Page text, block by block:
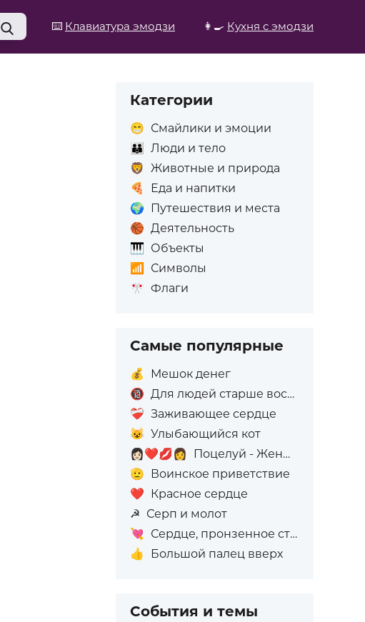
⌨️ Клавиатура эмодзи 👩‍🍳 Кухня с эмодзи
Категории
😁 Смайлики и эмоции
👪
Люди и тело
🦁 Животные и природа
🍕
Еда и напитки
🌍 Путешествия и места
🏀 Деятельность
🎹 Объекты
📶
Символы
🎌 Флаги
Самые популярные
💰
Мешок денег
🔞 Для людей старше восемнадцати лет
❤️‍🩹 Заживающее сердце
😺 Улыбающийся кот
👩🏻‍❤️‍💋‍👩
Поцелуй - Женщина: Светлый тон кожи, Женщина: Без тона кожи
🫡 Воинское приветствие
❤️ Красное сердце
☭ Серп и молот
💘 Сердце, пронзенное стрелой
👍
Большой палец вверх
События и темы